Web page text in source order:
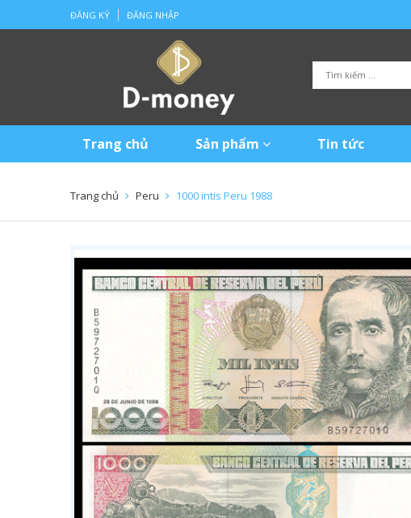
ĐĂNG KÝ ĐĂNG NHẬP
Trang chủ Sản phẩm Tin tức
Trang chủ Peru 1000 intis Peru 1988